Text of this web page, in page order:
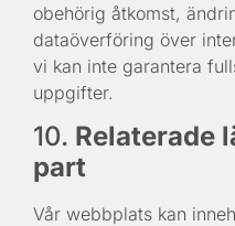
obehörig åtkomst,
dataöverföring över
vi kan inte garantera
uppgifter.
10. Relaterade
part
Vår webbplats kan